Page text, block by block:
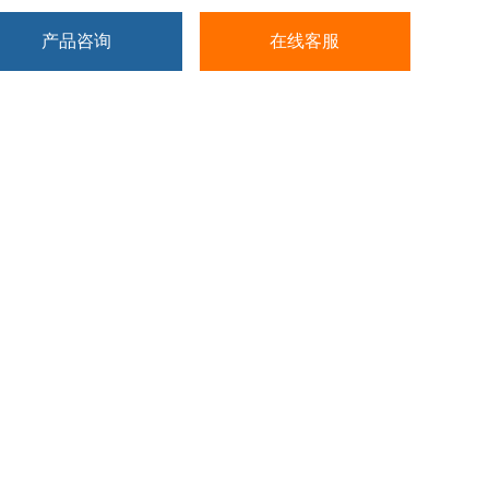
产品咨询 在线客服